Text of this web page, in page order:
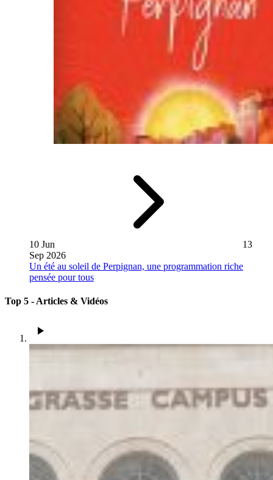
10 Jun
13
Sep 2026
Un été au soleil de Perpignan, une programmation riche
pensée pour tous
Top 5 - Articles & Vidéos